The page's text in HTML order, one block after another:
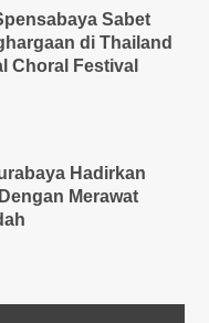
Sabet
di Thailand
Choral Festival
Hadirkan
Merawat